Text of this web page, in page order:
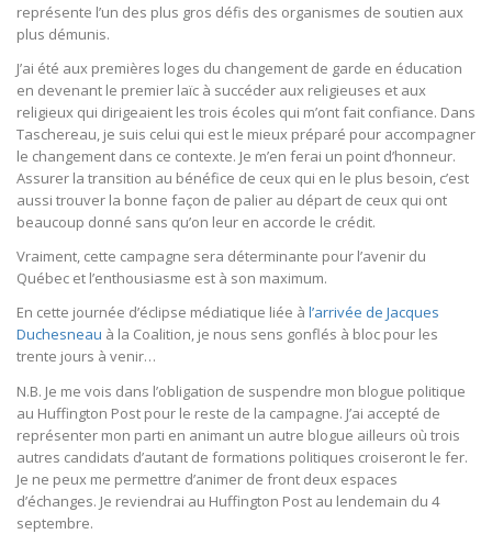
représente l’un des plus gros défis des organismes de soutien aux
plus démunis.
J’ai été aux premières loges du changement de garde en éducation
en devenant le premier laïc à succéder aux religieuses et aux
religieux qui dirigeaient les trois écoles qui m’ont fait confiance. Dans
Taschereau, je suis celui qui est le mieux préparé pour accompagner
le changement dans ce contexte. Je m’en ferai un point d’honneur.
Assurer la transition au bénéfice de ceux qui en le plus besoin, c’est
aussi trouver la bonne façon de palier au départ de ceux qui ont
beaucoup donné sans qu’on leur en accorde le crédit.
Vraiment, cette campagne sera déterminante pour l’avenir du
Québec et l’enthousiasme est à son maximum.
En cette journée d’éclipse médiatique liée à l’arrivée de Jacques
Duchesneau à la Coalition, je nous sens gonflés à bloc pour les
trente jours à venir…
N.B. Je me vois dans l’obligation de suspendre mon blogue politique
au Huffington Post pour le reste de la campagne. J’ai accepté de
représenter mon parti en animant un autre blogue ailleurs où trois
autres candidats d’autant de formations politiques croiseront le fer.
Je ne peux me permettre d’animer de front deux espaces
d’échanges. Je reviendrai au Huffington Post au lendemain du 4
septembre.